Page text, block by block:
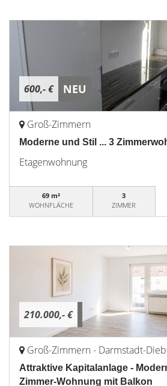
600,- € NEU
Groß-Zimmern
Moderne und Stil ... 3
Etagenwohnung
69 m²
WOHNFLÄCHE
3
ZIMMER
210.000,- €
Groß-Zimmern - Darmstadt-
Attraktive Kapitalanlage -
Zimmer-Wohnung mit Balkon